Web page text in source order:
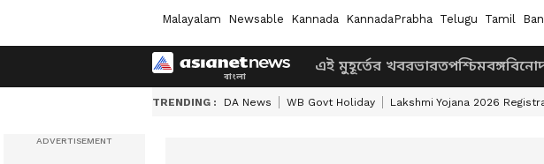
Malayalam Newsable Kannada KannadaPrabha Telugu Tamil
এই মুহূর্তের খবরভারতপশ্চিমবঙ্গ
TRENDING : DA News WB Govt Holiday Lakshmi Yojana 2026